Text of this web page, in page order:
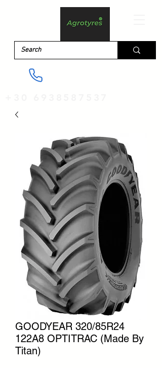
GOODYEAR 320/85R24
122A8 OPTITRAC (Made By
Titan)